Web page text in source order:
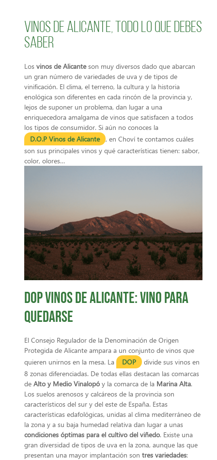
Vinos de Alicante, todo lo que debes
saber
Los vinos de Alicanteson muy diversos dado que abarcan
un gran número de variedades de uva y de tipos de
vinificación. El clima, el terreno, la cultura y la historia
enológica son diferentes en cada rincón de la provincia y,
lejos de suponer un problema, dan lugar a una
enriquecedora amalgama de vinos que satisfacen a todos
los tipos de consumidor. Si aún no conoces la
D.O.P Vinos de Alicante
, en Choví te contamos cuáles
son sus principales vinos y qué características tienen: sabor,
color, olores…
DOP vinos de Alicante: Vino para
quedarse
El Consejo Regulador de la Denominación de Origen
Protegida de Alicante ampara a un conjunto de vinos que
quieren unirnos en la mesa. La
DOP
divide sus vinos en
8 zonas diferenciadas. De todas ellas destacan las comarcas
de Alto y Medio Vinalopó y la comarca de la Marina Alta.
Los suelos arenosos y calcáreos de la provincia son
característicos del sur y del este de España. Estas
características edafológicas, unidas al clima mediterráneo de
la zona y a su baja humedad relativa dan lugar a unas
condiciones óptimas para el cultivo del viñedo. Existe una
gran diversidad de tipos de uva en la zona, aunque las que
presentan una mayor implantación son tres variedades: